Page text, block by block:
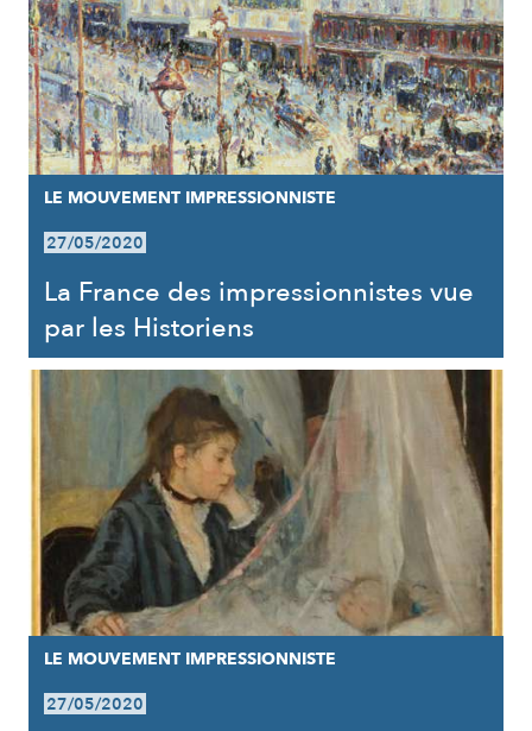
LE MOUVEMENT IMPRESSIONNISTE
27/05/2020
La France des impressionnistes vue
par les Historiens
LE MOUVEMENT IMPRESSIONNISTE
27/05/2020